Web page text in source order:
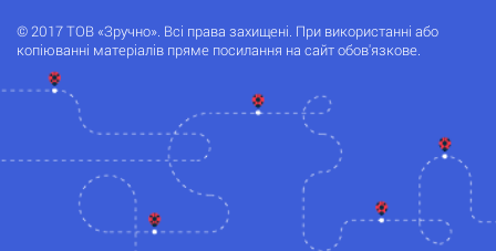
© 2017 ТОВ «Зручно». Всі права захищені. При використанні або
копіюванні матеріалів пряме посилання на сайт обов'язкове.